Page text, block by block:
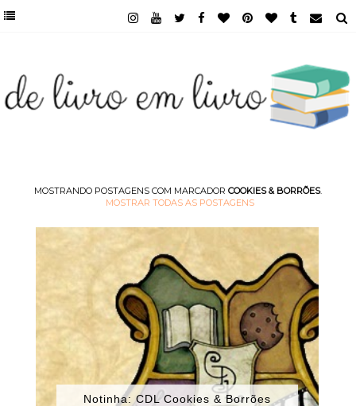
MOSTRANDO POSTAGENS COM MARCADOR COOKIES & BORRÕES.
MOSTRAR TODAS AS POSTAGENS
Notinha: CDL Cookies & Borrões